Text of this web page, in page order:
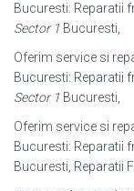
Bucuresti: Reparatii
Sector 1 Bucuresti,
Oferim service si
Bucuresti: Reparatii
Sector 1 Bucuresti,
Oferim service si
Bucuresti: Reparatii
Bucuresti, Reparatii